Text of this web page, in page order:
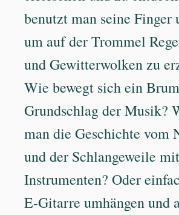
benutzt man seine Finger
um auf der Trommel
und Gewitterwolken zu
Wie bewegt sich ein
Grundschlag der Musik?
man die Geschichte vom
und der Schlangeweile mit
Instrumenten? Oder
E-Gitarre umhängen und